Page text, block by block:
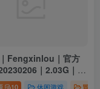
Fengxinlou｜官方
｜2.03G｜免
10 休闲游戏 冒险